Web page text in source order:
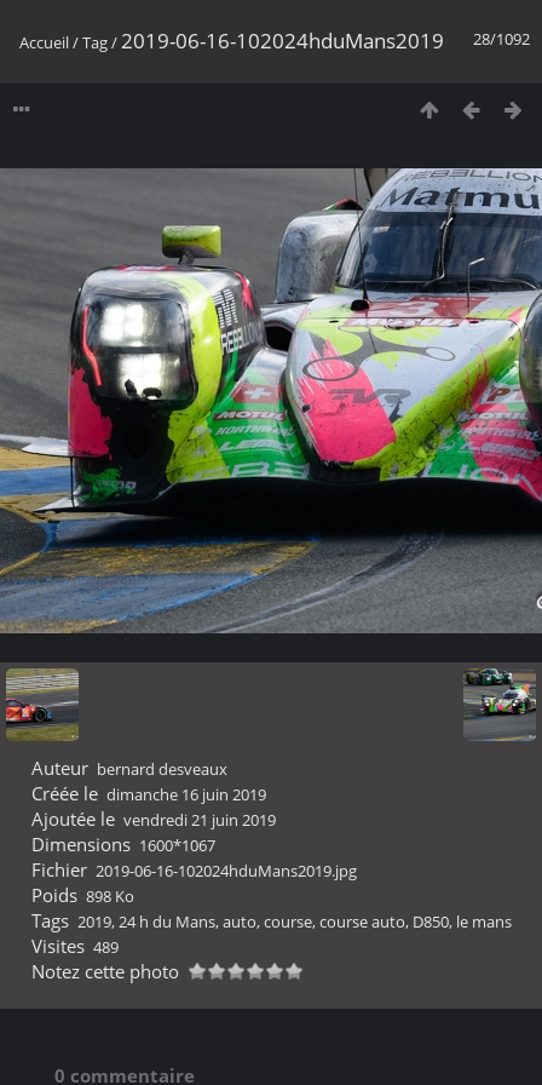
28/1092
Accueil/Tag/2019-06-16-102024hduMans2019
Auteur bernard desveaux
Créée le dimanche 16 juin 2019
Ajoutée le vendredi 21 juin 2019
Dimensions 1600*1067
Fichier 2019-06-16-102024hduMans2019.jpg
Poids 898 Ko
Tags 2019,24 h du Mans,auto,course,course auto, D850, le mans
Visites 489
Notez cette photo
0 commentaire